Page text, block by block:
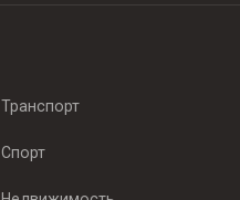
Транспорт
Спорт